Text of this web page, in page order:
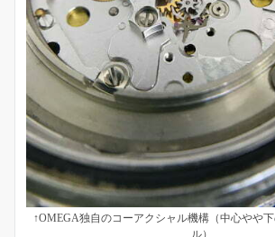
↑OMEGA独自のコーアクシャル機構（中心やや